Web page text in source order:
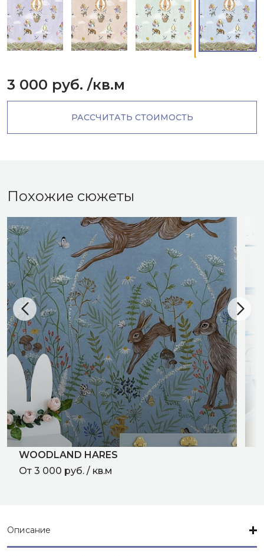
3 000 руб. /кв.м
РАССЧИТАТЬ СТОИМОСТЬ
Похожие сюжеты
WOODLAND HARES
От 3 000 руб. / кв.м
Описание